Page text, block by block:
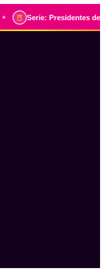
Serie: Presidentes de